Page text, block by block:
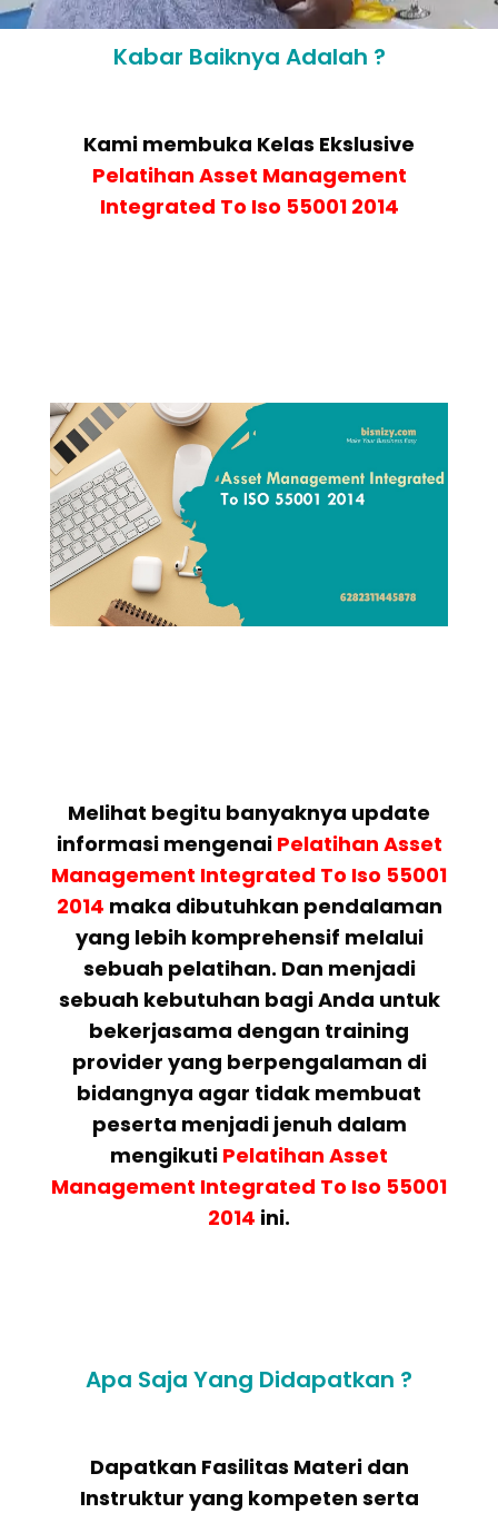
Kabar Baiknya Adalah ?
Kami membuka Kelas Ekslusive
Pelatihan Asset Management
Integrated To Iso 55001 2014
Melihat begitu banyaknya update
informasi mengenai Pelatihan Asset
Management Integrated To Iso 55001
2014 maka dibutuhkan pendalaman
yang lebih komprehensif melalui
sebuah pelatihan. Dan menjadi
sebuah kebutuhan bagi Anda untuk
bekerjasama dengan training
provider yang berpengalaman di
bidangnya agar tidak membuat
peserta menjadi jenuh dalam
mengikuti Pelatihan Asset
Management Integrated To Iso 55001
2014 ini.
Apa Saja Yang Didapatkan ?
Dapatkan Fasilitas Materi dan
Instruktur yang kompeten serta